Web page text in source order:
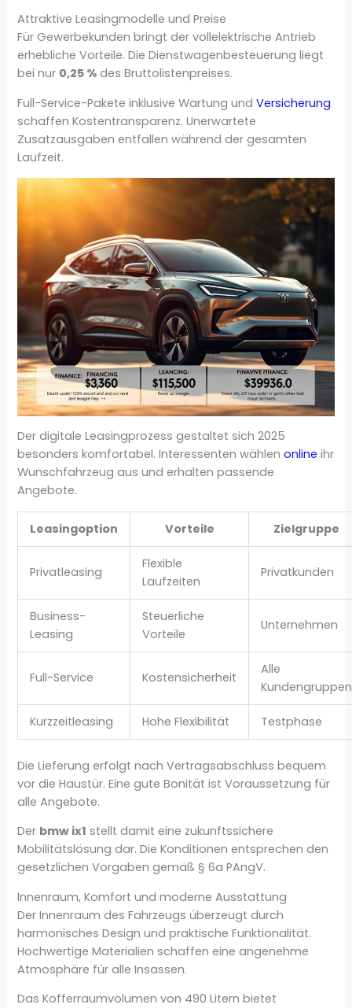
Attraktive Leasingmodelle und Preise
Für Gewerbekunden bringt der vollelektrische Antrieb
erhebliche Vorteile. Die Dienstwagenbesteuerung liegt
bei nur 0,25 % des Bruttolistenpreises.
Full-Service-Pakete inklusive Wartung undVersicherung
schaffen Kostentransparenz. Unerwartete
Zusatzausgaben entfallen während der gesamten
Laufzeit.
Der digitale Leasingprozess gestaltet sich 2025
besonders komfortabel. Interessenten wählenonline ihr
Wunschfahrzeug aus und erhalten passende
Angebote.
Leasingoption Vorteile Zielgruppe
Privatleasing
Flexible
Laufzeiten
Privatkunden
Business-
Leasing
Steuerliche
Vorteile
Unternehmen
Full-Service Kostensicherheit
Alle
Kundengruppen
Kurzzeitleasing Hohe Flexibilität Testphase
Die Lieferung erfolgt nach Vertragsabschluss bequem
vor die Haustür. Eine gute Bonität ist Voraussetzung für
alle Angebote.
Der bmw ix1 stellt damit eine zukunftssichere
Mobilitätslösung dar. Die Konditionen entsprechen den
gesetzlichen Vorgaben gemäß § 6a PAngV.
Innenraum, Komfort und moderne Ausstattung
Der Innenraum des Fahrzeugs überzeugt durch
harmonisches Design und praktische Funktionalität.
Hochwertige Materialien schaffen eine angenehme
Atmosphäre für alle Insassen.
Das Kofferraumvolumen von 490 Litern bietet